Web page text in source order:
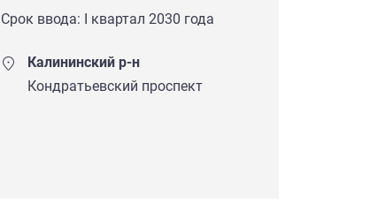
Срок ввода: I квартал 2030 года
Калининский р-н
Кондратьевский проспект